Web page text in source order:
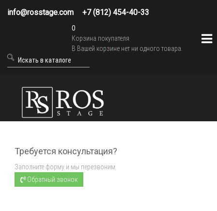
info@rosstage.com +7 (812) 454-40-33
0
Корзина покупателя
В Вашей корзине нет ни одного товара.
Требуется консультация?
Заполните форму и мы перезвоним.
Обратный звонок